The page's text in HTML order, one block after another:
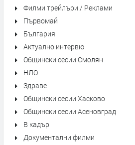
Филми трейлъри / Реклами
Първомай
България
Актуално интервю
Общински сесии Смолян
НЛО
Здраве
Общински сесии Хасково
Общински сесии Асеновград
В кадър
Документални филми